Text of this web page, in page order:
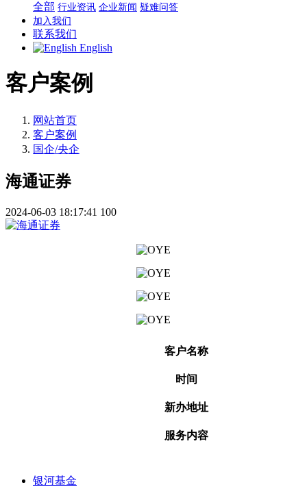
全部 行业资讯 企业新闻 疑难问答
加入我们
联系我们
English
客户案例
网站首页
客户案例
国企/央企
海通证券
2024-06-03 18:17:41 100
客户名称
时间
新办地址
服务内容
银河基金